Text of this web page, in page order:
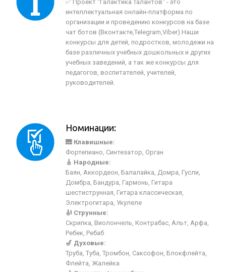
✅ Проект "Галактика Талантов" - это
интеллектуальная онлайн-платформа по
организации и проведению конкурсов на базе
чат ботов (Вконтакте,Telegram,Viber).Наши
конкурсы для детей, подростков, молодежи на
базе различных учебных дошкольных и других
учебных заведений, а так же конкурсы для
педагогов, воспитателей, учителей,
руководителей.
Номинации:
🎹 Клавишные:
Фортепиано, Синтезатор, Орган
🎸 Народные:
Баян, Аккордеон, Балалайка, Домра, Гусли,
Домбра, Бандура, Гармонь, Гитара
шестиструнная, Гитара классическая,
Электрогитара, Укулеле
🎻 Струнные:
Скрипка, Виолончель, Контрабас, Альт, Арфа,
Ребек, Ребаб
🎷 Духовые:
Труба, Туба, Тромбон, Саксофон, Блокфлейта,
Флейта, Жалейка